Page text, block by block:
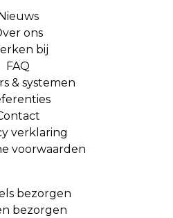
Nieuws
ons
bij
FAQ
& systemen
verklaring
voorwaarden
bezorgen
bezorgen